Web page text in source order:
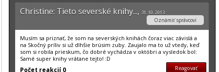
Christine: Tieto severské knihy..., 31. 10. 2013
Oznámiť správcovi
Musím sa priznať, že som na severských knihách čoraz viac závislá a
na Skočný príliv si už dlhšie brúsim zuby. Zaujalo ma to už vtedy, keď
som si robila prieskum, čo dobré vychádza v októbri a vysledok bol:
Samé super knihy vrátane tejto! :D
Počet reakcií 0 Reagovať